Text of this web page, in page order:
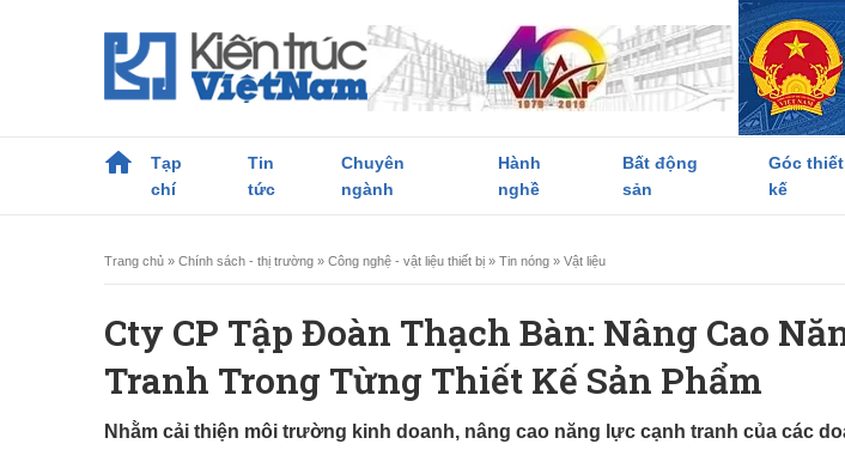
Tạp
chí
Tin
tức
Chuyên
ngành
Hành
nghề
Bất động
sản
Góc thiết
kế
Trang chủ » Chính sách - thị trường » Công nghệ - vật liệu thiết bị » Tin nóng » Vật liệu
Cty CP Tập Đoàn Thạch Bàn: Nâng Cao
Tranh Trong Từng Thiết Kế Sản Phẩm
Nhằm cải thiện môi trường kinh doanh, nâng cao năng lực cạnh tranh của các